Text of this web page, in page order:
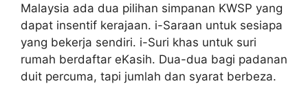
Malaysia ada dua pilihan simpanan KWSP yang
dapat insentif kerajaan. i-Saraan untuk sesiapa
yang bekerja sendiri. i-Suri khas untuk suri
rumah berdaftar eKasih. Dua-dua bagi padanan
duit percuma, tapi jumlah dan syarat berbeza.